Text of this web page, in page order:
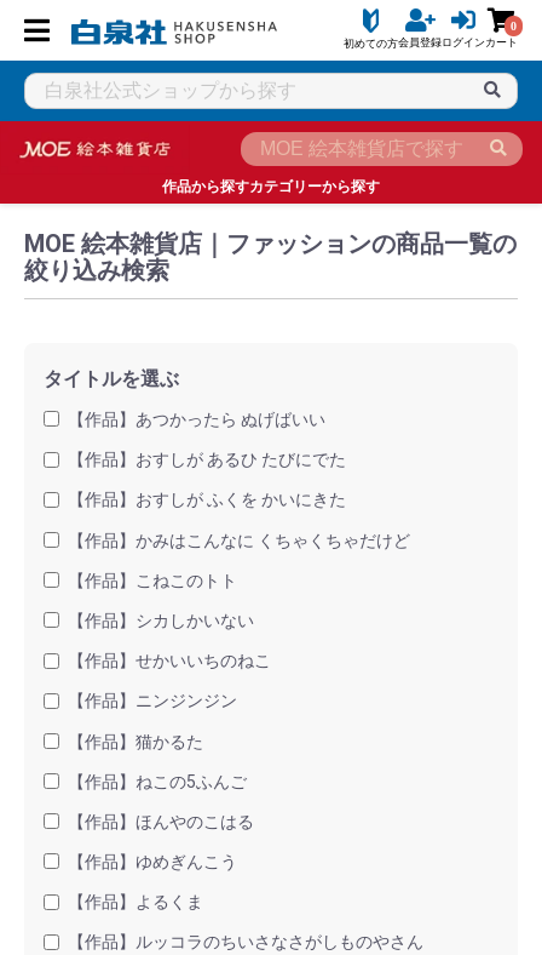
初めての方会員登録ログイン
0
カート
作品から探すカテゴリーから探す
白泉社公式ショップ HAKUSENSHA SHOP タイトル一覧
MOE 絵本雑貨店｜ファッションの商品一覧の
絞り込み検索
タイトルを選ぶ
【作品】あつかったら ぬげばいい
【作品】おすしが あるひ たびにでた
【作品】おすしが ふくを かいにきた
【作品】かみはこんなに くちゃくちゃだけど
【作品】こねこのトト
【作品】シカしかいない
【作品】せかいいちのねこ
【作品】ニンジンジン
【作品】猫かるた
【作品】ねこの5ふんご
【作品】ほんやのこはる
【作品】ゆめぎんこう
【作品】よるくま
【作品】ルッコラのちいさなさがしものやさん